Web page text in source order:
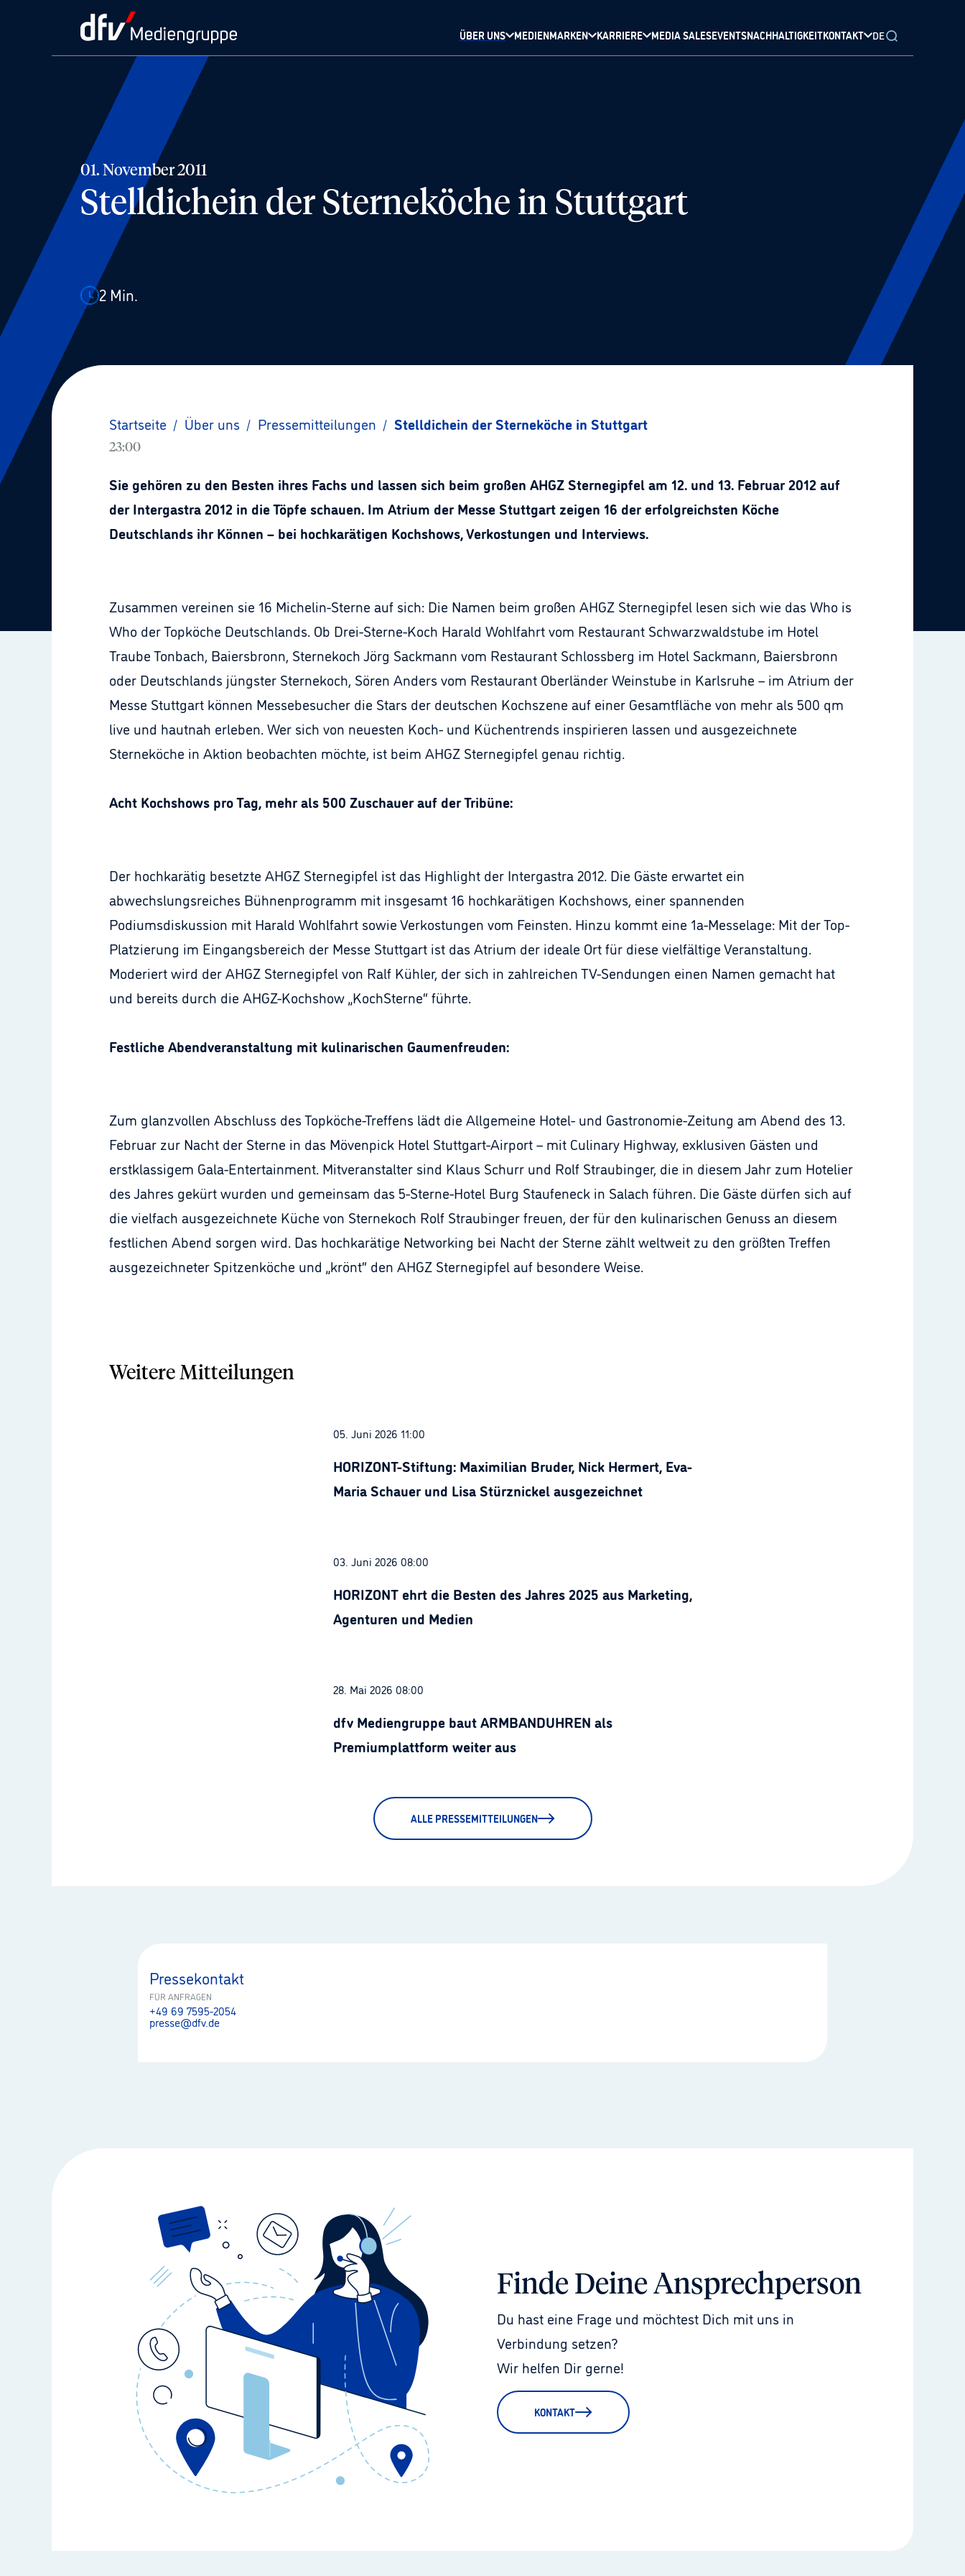
ÜBER UNS MEDIENMARKEN KARRIERE MEDIA SALESEVENTSNACHHALTIGKEITKONTAKT DE
01. November 2011
Stelldichein der Sterneköche in Stuttgart
2 Min.
Startseite / Über uns / Pressemitteilungen / Stelldichein der Sterneköche in Stuttgart
23:00
Sie gehören zu den Besten ihres Fachs und lassen sich beim großen AHGZ Sternegipfel am 12. und 13. Februar 2012 auf
der Intergastra 2012 in die Töpfe schauen. Im Atrium der Messe Stuttgart zeigen 16 der erfolgreichsten Köche
Deutschlands ihr Können – bei hochkarätigen Kochshows, Verkostungen und Interviews.
Zusammen vereinen sie 16 Michelin-Sterne auf sich: Die Namen beim großen AHGZ Sternegipfel lesen sich wie das Who is
Who der Topköche Deutschlands. Ob Drei-Sterne-Koch Harald Wohlfahrt vom Restaurant Schwarzwaldstube im Hotel
Traube Tonbach, Baiersbronn, Sternekoch Jörg Sackmann vom Restaurant Schlossberg im Hotel Sackmann, Baiersbronn
oder Deutschlands jüngster Sternekoch, Sören Anders vom Restaurant Oberländer Weinstube in Karlsruhe – im Atrium der
Messe Stuttgart können Messebesucher die Stars der deutschen Kochszene auf einer Gesamtfläche von mehr als 500 qm
live und hautnah erleben. Wer sich von neuesten Koch- und Küchentrends inspirieren lassen und ausgezeichnete
Sterneköche in Aktion beobachten möchte, ist beim AHGZ Sternegipfel genau richtig.
Acht Kochshows pro Tag, mehr als 500 Zuschauer auf der Tribüne:
Der hochkarätig besetzte AHGZ Sternegipfel ist das Highlight der Intergastra 2012. Die Gäste erwartet ein
abwechslungsreiches Bühnenprogramm mit insgesamt 16 hochkarätigen Kochshows, einer spannenden
Podiumsdiskussion mit Harald Wohlfahrt sowie Verkostungen vom Feinsten. Hinzu kommt eine 1a-Messelage: Mit der Top-
Platzierung im Eingangsbereich der Messe Stuttgart ist das Atrium der ideale Ort für diese vielfältige Veranstaltung.
Moderiert wird der AHGZ Sternegipfel von Ralf Kühler, der sich in zahlreichen TV-Sendungen einen Namen gemacht hat
und bereits durch die AHGZ-Kochshow „KochSterne“ führte.
Festliche Abendveranstaltung mit kulinarischen Gaumenfreuden:
Zum glanzvollen Abschluss des Topköche-Treffens lädt die Allgemeine Hotel- und Gastronomie-Zeitung am Abend des 13.
Februar zur Nacht der Sterne in das Mövenpick Hotel Stuttgart-Airport – mit Culinary Highway, exklusiven Gästen und
erstklassigem Gala-Entertainment. Mitveranstalter sind Klaus Schurr und Rolf Straubinger, die in diesem Jahr zum Hotelier
des Jahres gekürt wurden und gemeinsam das 5-Sterne-Hotel Burg Staufeneck in Salach führen. Die Gäste dürfen sich auf
die vielfach ausgezeichnete Küche von Sternekoch Rolf Straubinger freuen, der für den kulinarischen Genuss an diesem
festlichen Abend sorgen wird. Das hochkarätige Networking bei Nacht der Sterne zählt weltweit zu den größten Treffen
ausgezeichneter Spitzenköche und „krönt“ den AHGZ Sternegipfel auf besondere Weise.
Weitere Mitteilungen
05. Juni 2026 11:00
HORIZONT-Stiftung: Maximilian Bruder, Nick Hermert, Eva-
Maria Schauer und Lisa Stürznickel ausgezeichnet
03. Juni 2026 08:00
HORIZONT ehrt die Besten des Jahres 2025 aus Marketing,
Agenturen und Medien
28. Mai 2026 08:00
dfv Mediengruppe baut ARMBANDUHREN als
Premiumplattform weiter aus
ALLE PRESSEMITTEILUNGEN
Pressekontakt
FÜR ANFRAGEN
+49 69 7595-2054
presse@dfv.de
Finde Deine Ansprechperson
Du hast eine Frage und möchtest Dich mit uns in
Verbindung setzen?
Wir helfen Dir gerne!
KONTAKT